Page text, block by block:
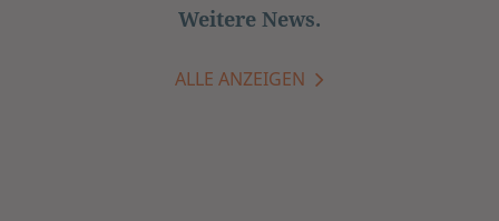
Weitere News.
ALLE ANZEIGEN